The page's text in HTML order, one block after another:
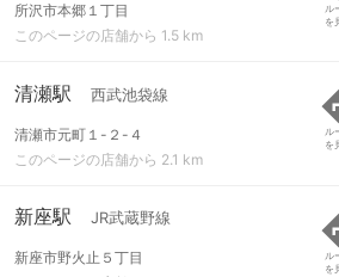
所沢市本郷１丁目
このページの店舗から 1.5 km
ル
を
清瀬駅 西武池袋線
清瀬市元町１-２-４
このページの店舗から 2.1 km
ル
を
新座駅 JR武蔵野線
新座市野火止５丁目
ル
を